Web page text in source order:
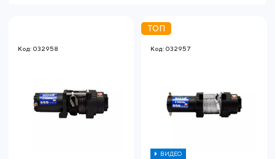
Код: 032958
ТОП
Код: 032957
ВИДЕО